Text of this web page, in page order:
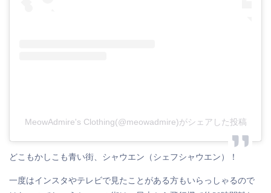
MeowAdmire's Clothing(@meowadmire)がシェアした投稿
どこもかしこも青い街、シャウエン（シェフシャウエン）！
一度はインスタやテレビで見たことがある方もいらっしゃるので